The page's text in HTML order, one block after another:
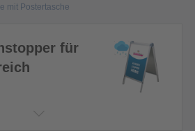
mit Postertasche
für